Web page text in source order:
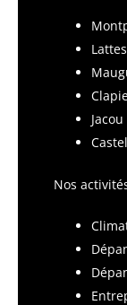
Lattes
Jacou
Nos